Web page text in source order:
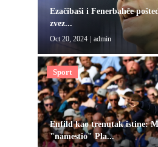
Ezačibaši i Fenerbahče
zvez...
Oct 20, 2024 admin
Sport
Enfild kao trenutak istine:
"namestio" Pla...